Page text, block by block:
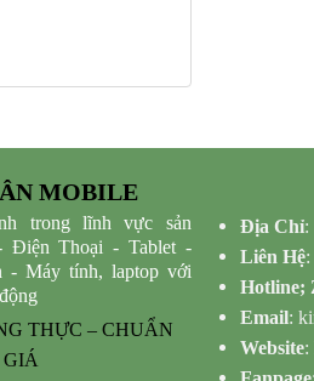
MOBILE
trong lĩnh vực sản
Điện Thoại - Tablet -
- Máy tính, laptop với
THỰC – CHUẨN
GIÁ
Địa Chỉ:
Liên Hệ:
Hotline;
Email:
Website: